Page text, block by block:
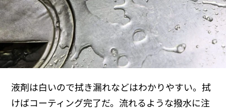
液剤は白いので拭き漏れなどはわかりやすい。拭
けばコーティング完了だ。流れるような撥水に注